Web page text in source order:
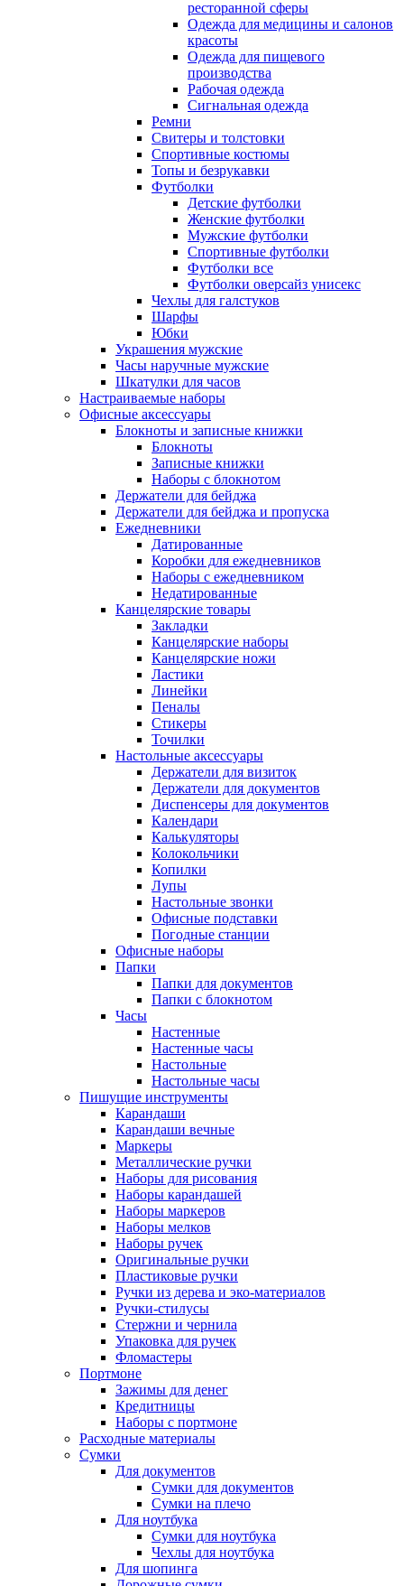
ресторанной сферы
Одежда для медицины и салонов
красоты
Одежда для пищевого
производства
Рабочая одежда
Сигнальная одежда
Ремни
Свитеры и толстовки
Спортивные костюмы
Топы и безрукавки
Футболки
Детские футболки
Женские футболки
Мужские футболки
Спортивные футболки
Футболки все
Футболки оверсайз унисекс
Чехлы для галстуков
Шарфы
Юбки
Украшения мужские
Часы наручные мужские
Шкатулки для часов
Настраиваемые наборы
Офисные аксессуары
Блокноты и записные книжки
Блокноты
Записные книжки
Наборы с блокнотом
Держатели для бейджа
Держатели для бейджа и пропуска
Ежедневники
Датированные
Коробки для ежедневников
Наборы с ежедневником
Недатированные
Канцелярские товары
Закладки
Канцелярские наборы
Канцелярские ножи
Ластики
Линейки
Пеналы
Стикеры
Точилки
Настольные аксессуары
Держатели для визиток
Держатели для документов
Диспенсеры для документов
Календари
Калькуляторы
Колокольчики
Копилки
Лупы
Настольные звонки
Офисные подставки
Погодные станции
Офисные наборы
Папки
Папки для документов
Папки с блокнотом
Часы
Настенные
Настенные часы
Настольные
Настольные часы
Пишущие инструменты
Карандаши
Карандаши вечные
Маркеры
Металлические ручки
Наборы для рисования
Наборы карандашей
Наборы маркеров
Наборы мелков
Наборы ручек
Оригинальные ручки
Пластиковые ручки
Ручки из дерева и эко-материалов
Ручки-стилусы
Стержни и чернила
Упаковка для ручек
Фломастеры
Портмоне
Зажимы для денег
Кредитницы
Наборы с портмоне
Расходные материалы
Сумки
Для документов
Сумки для документов
Сумки на плечо
Для ноутбука
Сумки для ноутбука
Чехлы для ноутбука
Для шопинга